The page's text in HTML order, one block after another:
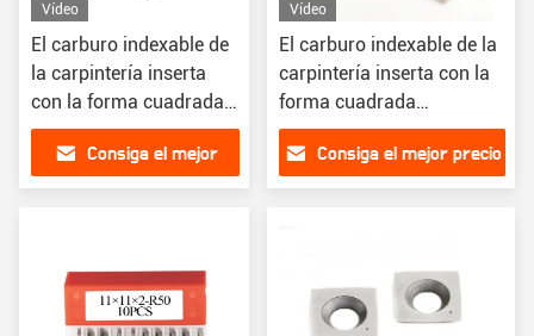
Vídeo
El carburo indexable de
la carpintería inserta
con la forma cuadrada
14x14x2-30°R150 del
radio
Consiga el mejor
Vídeo
El carburo indexable de la
carpintería inserta con la
forma cuadrada
15x15x2.5-30°
Consiga el mejor precio